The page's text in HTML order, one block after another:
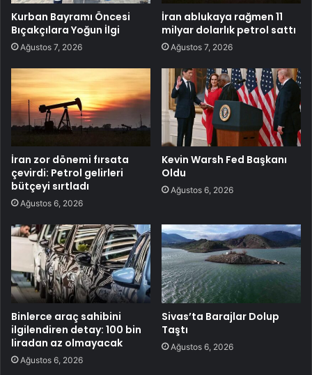
Kurban Bayramı Öncesi
Bıçakçılara Yoğun İlgi
Ağustos 7, 2026
İran ablukaya rağmen 11
milyar dolarlık petrol sattı
Ağustos 7, 2026
İran zor dönemi fırsata
çevirdi: Petrol gelirleri
bütçeyi sırtladı
Ağustos 6, 2026
Kevin Warsh Fed Başkanı
Oldu
Ağustos 6, 2026
Binlerce araç sahibini
ilgilendiren detay: 100 bin
liradan az olmayacak
Ağustos 6, 2026
Sivas’ta Barajlar Dolup
Taştı
Ağustos 6, 2026